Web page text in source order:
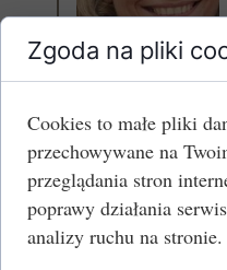
Zgoda na pliki
Cookies to małe pliki
przechowywane na
przeglądania stron
poprawy działania
analizy ruchu na stronie.